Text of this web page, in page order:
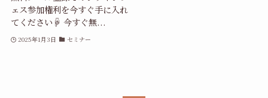
ェス参加権利を今すぐ手に入れ
てください☟ 今すぐ無...
2025年1月3日 セミナー